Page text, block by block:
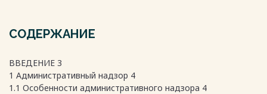
СОДЕРЖАНИЕ
ВВЕДЕНИЕ 3
1 Административный надзор 4
1.1 Особенности административного надзора 4